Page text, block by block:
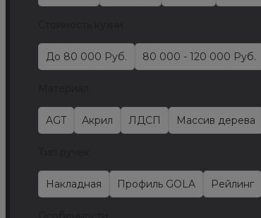
До 80 000 Руб. 80 000 - 120 000 Руб.
AGT Акрил ЛДСП Массив дерева
Накладная Профиль GOLA Рейлинг